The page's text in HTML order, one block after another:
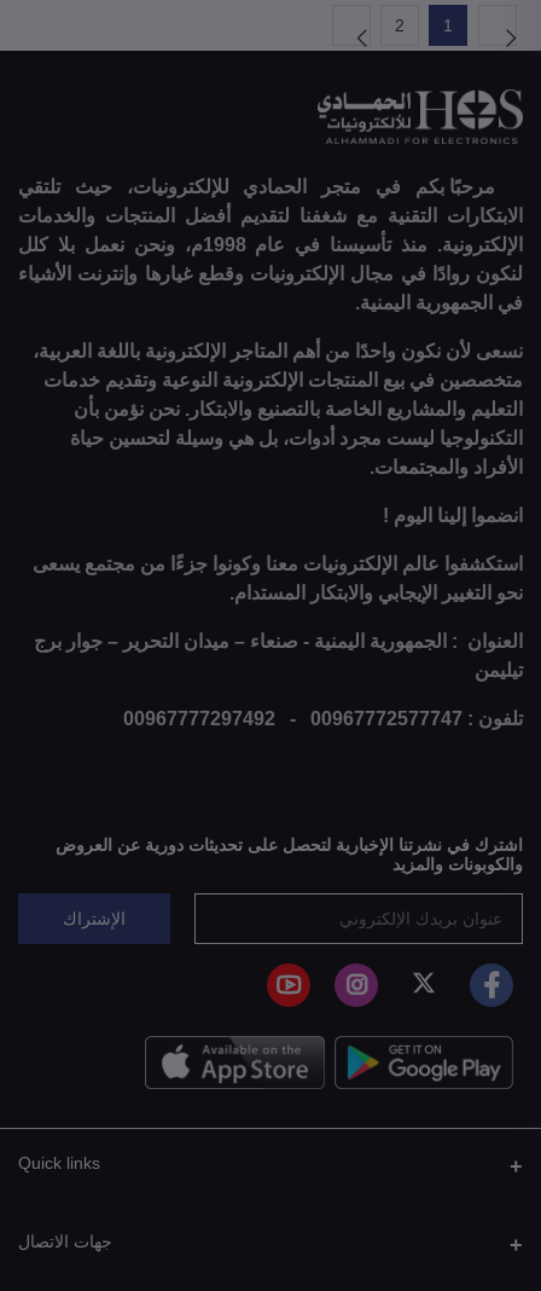
1
2
مرحبًا بكم في متجر الحمادي للإلكترونيات، حيث تلتقي
الابتكارات التقنية مع شغفنا لتقديم أفضل المنتجات والخدمات
الإلكترونية. منذ تأسيسنا في عام 1998م، ونحن نعمل بلا كلل
لنكون روادًا في مجال الإلكترونيات وقطع غيارها وإنترنت الأشياء
في الجمهورية اليمنية.
نسعى لأن نكون واحدًا من أهم المتاجر الإلكترونية باللغة العربية،
متخصصين في بيع المنتجات الإلكترونية النوعية وتقديم خدمات
التعليم والمشاريع الخاصة بالتصنيع والابتكار. نحن نؤمن بأن
التكنولوجيا ليست مجرد أدوات، بل هي وسيلة لتحسين حياة
الأفراد والمجتمعات.
انضموا إلينا اليوم !
استكشفوا عالم الإلكترونيات معنا وكونوا جزءًا من مجتمع يسعى
نحو التغيير الإيجابي والابتكار المستدام.
العنوان : الجمهورية اليمنية - صنعاء – ميدان التحرير – جوار برج
تيليمن
تلفون : 00967772577747 - 00967777297492
اشترك في نشرتنا الإخبارية لتحصل على تحديثات دورية عن العروض
والكوبونات والمزيد
الإشتراك
Quick links
جهات الاتصال